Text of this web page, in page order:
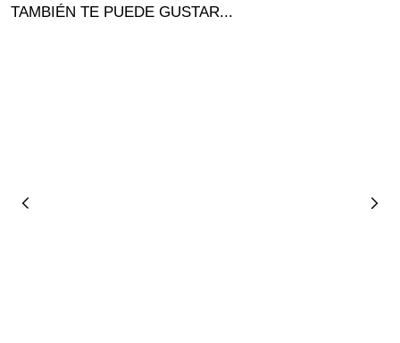
TAMBIÉN TE PUEDE GUSTAR...